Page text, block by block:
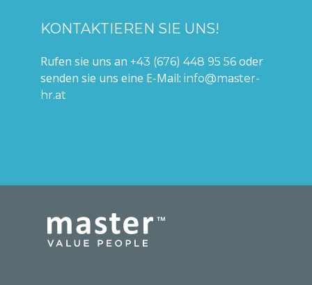
KONTAKTIEREN SIE UNS!
Rufen sie uns an+43 (676) 448 95 56 oder
senden sie uns eine E-Mail:info@master-
hr.at